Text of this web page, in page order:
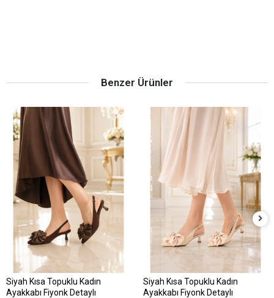
Benzer Ürünler
Siyah Kısa Topuklu Kadın
Ayakkabı Fiyonk Detaylı
Siyah Kısa Topuklu Kadın
Ayakkabı Fiyonk Detaylı